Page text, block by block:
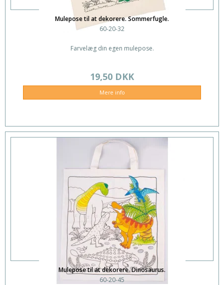
Mulepose til at dekorere. Sommerfugle.
60-20-32
Farvelæg din egen mulepose.
19,50 DKK
Mere info
Mulepose til at dekorere. Dinosaurus.
60-20-45